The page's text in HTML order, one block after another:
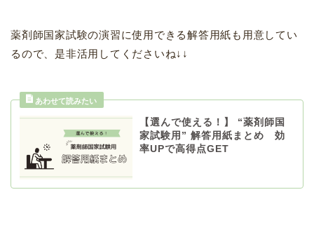
薬剤師国家試験の演習に使用できる解答用紙も用意してい
るので、是非活用してくださいね↓↓
【選んで使える！】 “薬剤師国
家試験用” 解答用紙まとめ 効
率UPで高得点GET